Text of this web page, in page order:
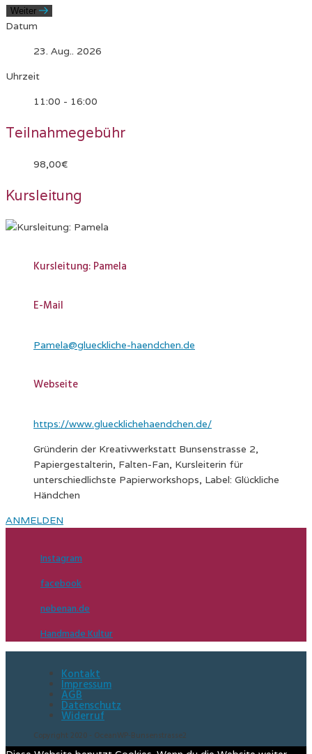
Weiter
Datum
23. Aug.. 2026
Uhrzeit
11:00 - 16:00
Teilnahmegebühr
98,00€
Kursleitung
Kursleitung: Pamela
E-Mail
Pamela@glueckliche-haendchen.de
Webseite
https://www.gluecklichehaendchen.de/
Gründerin der Kreativwerkstatt Bunsenstrasse 2,
Papiergestalterin, Falten-Fan, Kursleiterin für
unterschiedlichste Papierworkshops, Label: Glückliche
Händchen
ANMELDEN
Instagram
facebook
nebenan.de
Handmade Kultur
Kontakt
Impressum
AGB
Datenschutz
Widerruf
Copyright 2020 - OceanWP-Bunsenstrasse2